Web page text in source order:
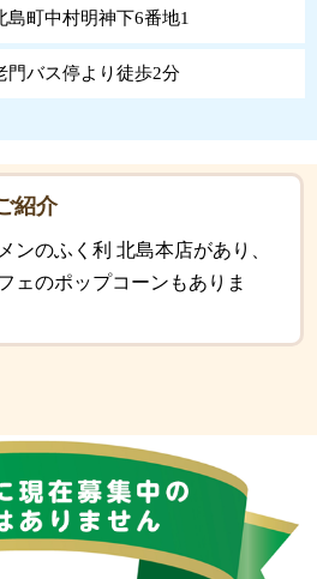
島町中村明神下6番地1
門バス停より徒歩2分
紹介
ンのふく利 北島本店があり、
ェのポップコーンもありま